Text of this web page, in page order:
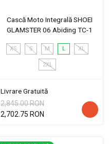
Cască Moto Integrală SHOEI
GLAMSTER 06 Abiding TC-1
XS S M L XL
2XL
Livrare Gratuită
2,845.00 RON
2,702.75 RON